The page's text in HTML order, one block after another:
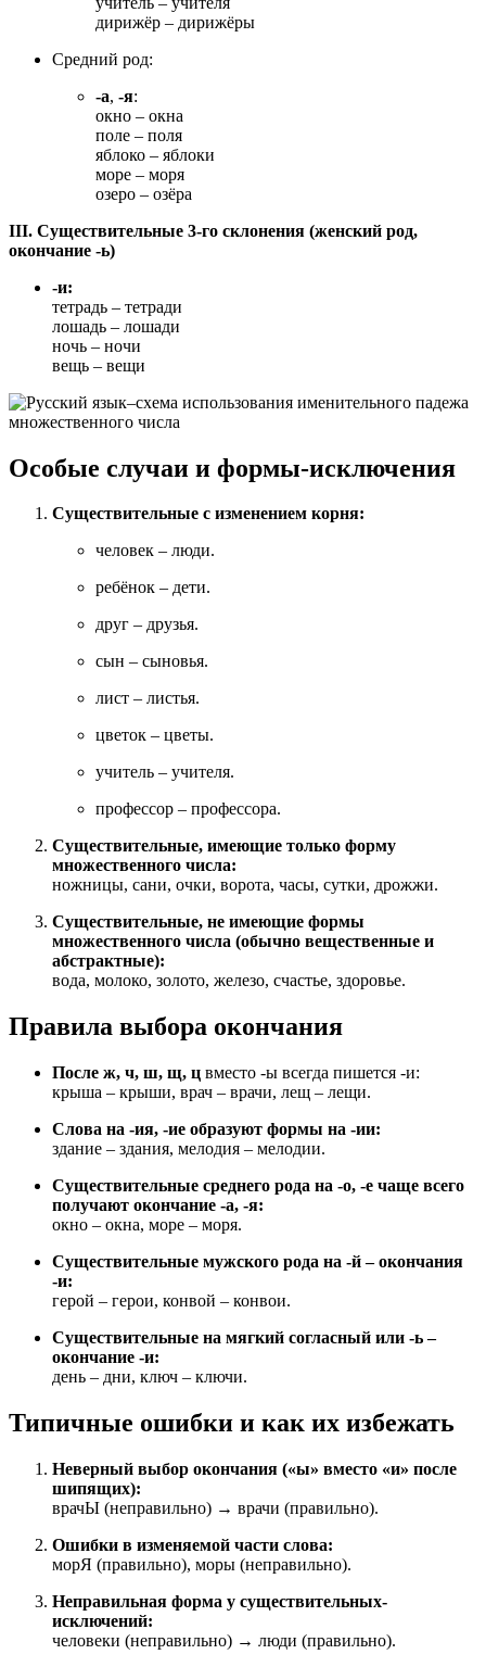
дирижёр – дирижёры
Средний род:
-а, -я:
окно – окна
поле – поля
яблоко – яблоки
море – моря
озеро – озёра
III. Существительные 3-го склонения (женский род,
окончание -ь)
-и:
тетрадь – тетради
лошадь – лошади
ночь – ночи
вещь – вещи
Особые случаи и формы-исключения
Существительные с изменением корня:
человек – люди.
ребёнок – дети.
друг – друзья.
сын – сыновья.
лист – листья.
цветок – цветы.
учитель – учителя.
профессор – профессора.
Существительные, имеющие только форму
множественного числа:
ножницы, сани, очки, ворота, часы, сутки, дрожжи.
Существительные, не имеющие формы
множественного числа (обычно вещественные и
абстрактные):
вода, молоко, золото, железо, счастье, здоровье.
Правила выбора окончания
После ж, ч, ш, щ, ц вместо -ы всегда пишется -и:
крыша – крыши, врач – врачи, лещ – лещи.
Слова на -ия, -ие образуют формы на -ии:
здание – здания, мелодия – мелодии.
Существительные среднего рода на -о, -е чаще всего
получают окончание -а, -я:
окно – окна, море – моря.
Существительные мужского рода на -й – окончания
-и:
герой – герои, конвой – конвои.
Существительные на мягкий согласный или -ь –
окончание -и:
день – дни, ключ – ключи.
Типичные ошибки и как их избежать
Неверный выбор окончания («ы» вместо «и» после
шипящих):
врачЫ (неправильно) → врачи (правильно).
Ошибки в изменяемой части слова:
морЯ (правильно), моры (неправильно).
Неправильная форма у существительных-
исключений:
человеки (неправильно) → люди (правильно).